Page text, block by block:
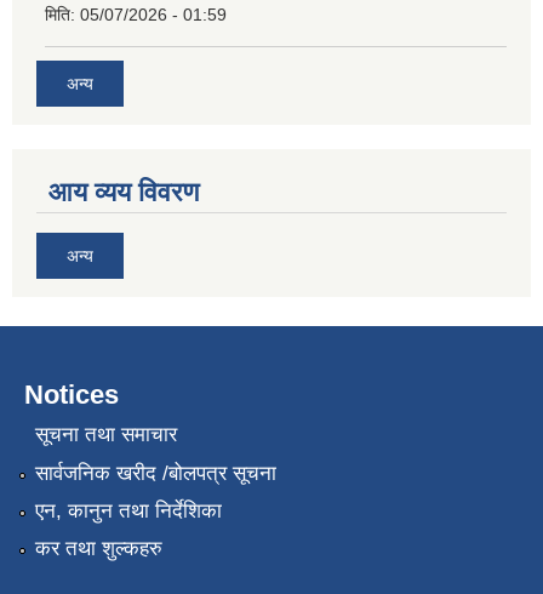
मिति: 05/07/2026 - 01:59
अन्य
आय व्यय विवरण
अन्य
Notices
सूचना तथा समाचार
सार्वजनिक खरीद /बोलपत्र सूचना
एन, कानुन तथा निर्देशिका
कर तथा शुल्कहरु